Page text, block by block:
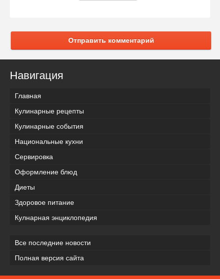
Отправить комментарий
Навигация
Главная
Кулинарные рецепты
Кулинарные события
Национальные кухни
Сервировка
Оформление блюд
Диеты
Здоровое питание
Кулнарная энциклопедия
Все последние новости
Полная версия сайта